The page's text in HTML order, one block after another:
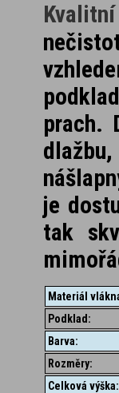
Kvalitní
prach.
je
tak
Materiál
Podklad:
Barva:
Rozměry:
Celková výška: